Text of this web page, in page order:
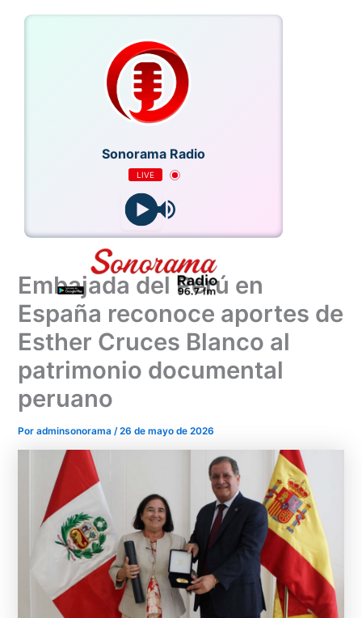
Sonorama Radio
LIVE
Embajada del Perú en
España reconoce aportes de
Esther Cruces Blanco al
patrimonio documental
peruano
Poradminsonorama/26 de mayo de 2026